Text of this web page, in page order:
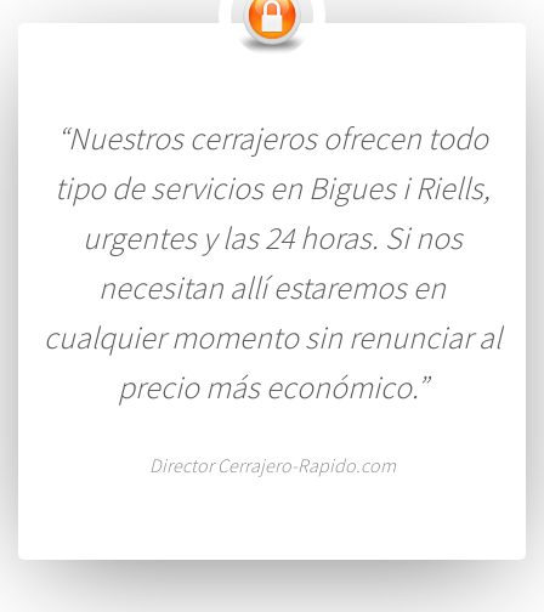
“Nuestros cerrajeros ofrecen todo
tipo de servicios en Bigues i Riells,
urgentes y las 24 horas. Si nos
necesitan allí estaremos en
cualquier momento sin renunciar al
precio más económico.”
Director Cerrajero-Rapido.com